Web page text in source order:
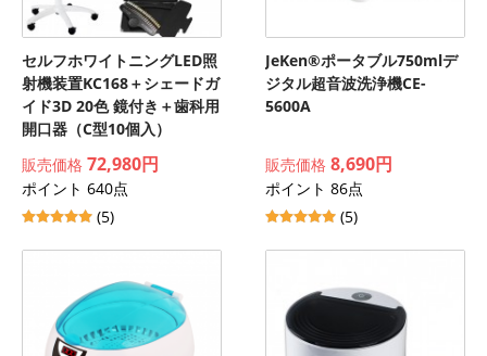
セルフホワイトニングLED照
射機装置KC168＋シェードガ
イド3D 20色 鏡付き＋歯科用
開口器（C型10個入）
販売価格 72,980円
ポイント 640点
(5)
JeKen®ポータブル750mlデ
ジタル超音波洗浄機CE-
5600A
販売価格 8,690円
ポイント 86点
(5)